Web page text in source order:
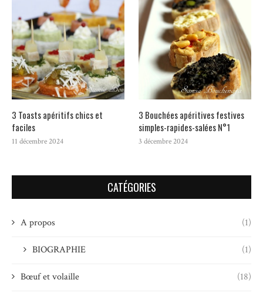
3 Toasts apéritifs chics et
faciles
11 décembre 2024
3 Bouchées apéritives festives
simples-rapides-salées N°1
3 décembre 2024
CATÉGORIES
A propos (1)
BIOGRAPHIE (1)
Bœuf et volaille (18)